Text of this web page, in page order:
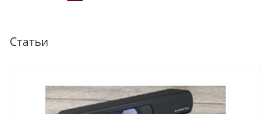
Статьи